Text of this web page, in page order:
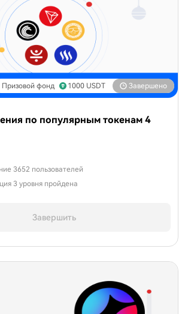
Призовой фонд 1000 USDT Завершено
по популярным токенам 4
3652 пользователей
3 уровня пройдена
Завершить